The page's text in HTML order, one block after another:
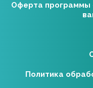
Оферта программы
Политика